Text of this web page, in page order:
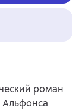
роман
Альфонса